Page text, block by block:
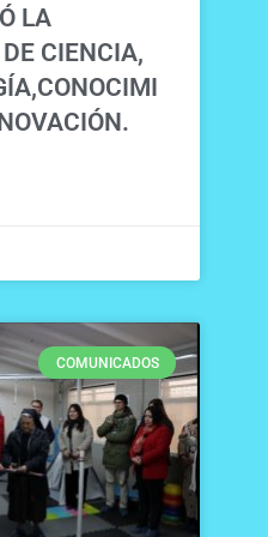
LA
CIENCIA,
COMUNICADOS